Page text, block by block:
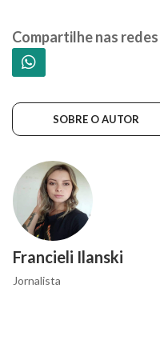
Compartilhe nas
SOBRE O AUTOR
Francieli Ilanski
Jornalista